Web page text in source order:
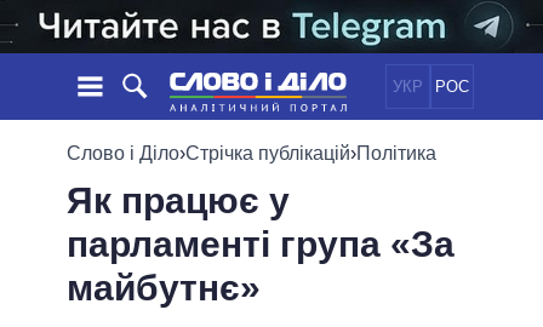
УКР РОС
НОВИНИ
СТРІЧКА
ПОДІЇ
СТАТТІ
ЕКОНОМІКА
ОБIЦЯНКИ
ПОЛIТИКИ
УСІ ПОЛІТИКИ
Слово і Діло›Стрічка публікацій›Політика
Як працює у
парламенті група «За
майбутнє»